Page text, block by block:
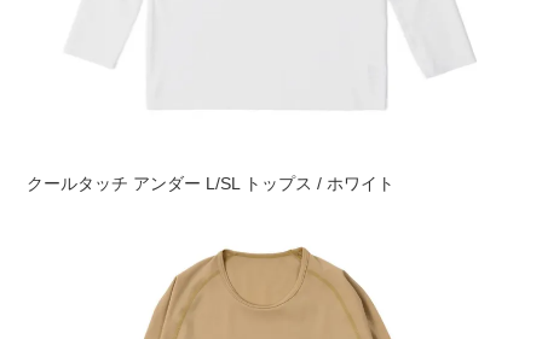
クールタッチ アンダー L/SL トップス / ホワイト